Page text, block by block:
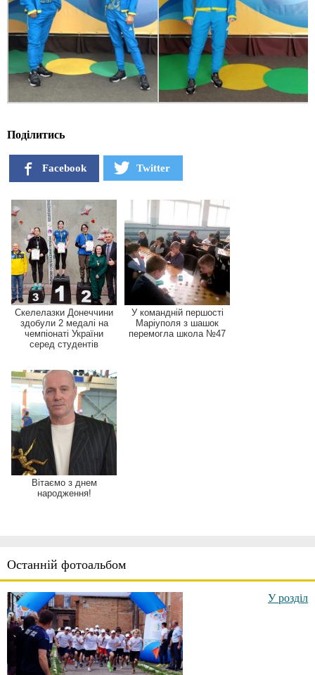
Останній фотоальбом
У розділ
Поділитись
Facebook Twitter
Скелелазки Донеччини
здобули 2 медалі на
чемпіонаті України
серед студентів
У командній першості
Маріуполя з шашок
перемогла школа №47
Вітаємо з днем
народження!